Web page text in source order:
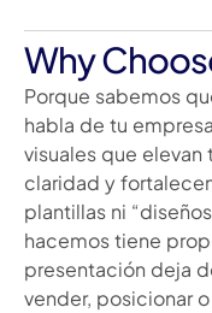
Why
Porque sabemos
habla de tu
visuales que
claridad y
plantillas ni
hacemos tiene
presentación deja
vender, posicionar